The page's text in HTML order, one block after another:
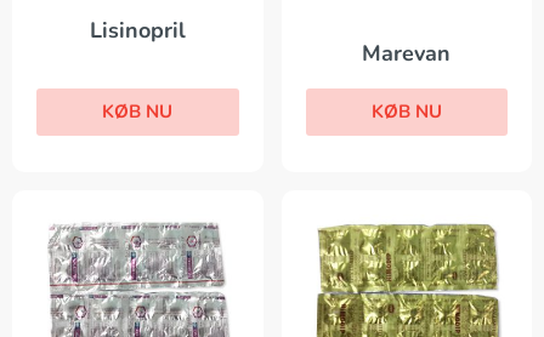
Lisinopril
KØB NU
Marevan
KØB NU